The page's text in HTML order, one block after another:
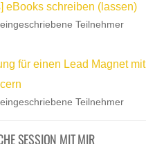
eBooks schreiben (lassen)
Teilnehmer
für einen Lead Magnet mit
Teilnehmer
SESSION MIT MIR